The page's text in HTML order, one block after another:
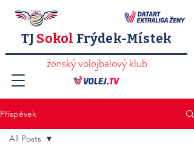
TJ Sokol Frýdek-Místek
ženský volejbalový klub
Příspěvek
All Posts